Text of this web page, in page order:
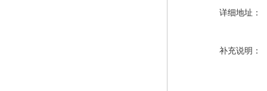
详细地址：
补充说明：